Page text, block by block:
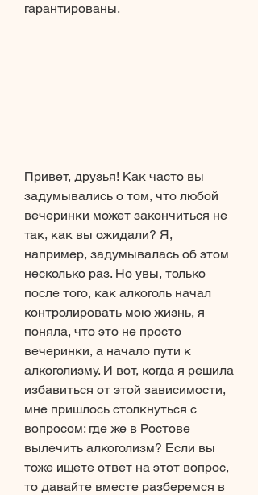
гарантированы.
Привет, друзья! Как часто вы
задумывались о том, что любой
вечеринки может закончиться не
так, как вы ожидали? Я,
например, задумывалась об этом
несколько раз. Но увы, только
после того, как алкоголь начал
контролировать мою жизнь, я
поняла, что это не просто
вечеринки, а начало пути к
алкоголизму. И вот, когда я решила
избавиться от этой зависимости,
мне пришлось столкнуться с
вопросом: где же в Ростове
вылечить алкоголизм? Если вы
тоже ищете ответ на этот вопрос,
то давайте вместе разберемся в